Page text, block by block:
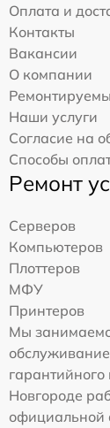
Оплата и
Контакты
Вакансии
О компании
Наши услуги
Согласие на
Способы
Ремонт
Серверов
Компьютеров
Плоттеров
МФУ
Принтеров
Мы
Новгороде
официальной